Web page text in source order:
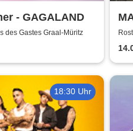
- GAGALAND
des Gastes Graal-Müritz
18:30 Uhr